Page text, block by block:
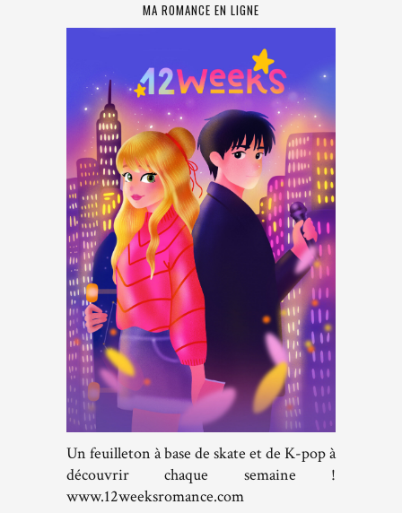
MA ROMANCE EN LIGNE
Un feuilleton à base de skate et de K-pop à
découvrir chaque semaine !
www.12weeksromance.com